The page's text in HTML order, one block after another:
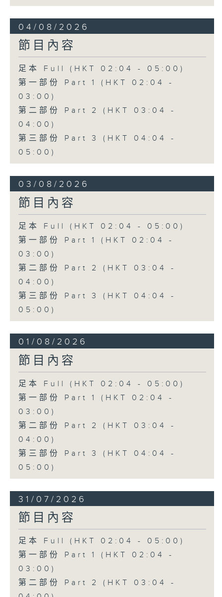
04/08/2026
節目內容
足本 Full (HKT 02:04 - 05:00)
第一部份 Part 1 (HKT 02:04 -
03:00)
第二部份 Part 2 (HKT 03:04 -
04:00)
第三部份 Part 3 (HKT 04:04 -
05:00)
03/08/2026
節目內容
足本 Full (HKT 02:04 - 05:00)
第一部份 Part 1 (HKT 02:04 -
03:00)
第二部份 Part 2 (HKT 03:04 -
04:00)
第三部份 Part 3 (HKT 04:04 -
05:00)
01/08/2026
節目內容
足本 Full (HKT 02:04 - 05:00)
第一部份 Part 1 (HKT 02:04 -
03:00)
第二部份 Part 2 (HKT 03:04 -
04:00)
第三部份 Part 3 (HKT 04:04 -
05:00)
31/07/2026
節目內容
足本 Full (HKT 02:04 - 05:00)
第一部份 Part 1 (HKT 02:04 -
03:00)
第二部份 Part 2 (HKT 03:04 -